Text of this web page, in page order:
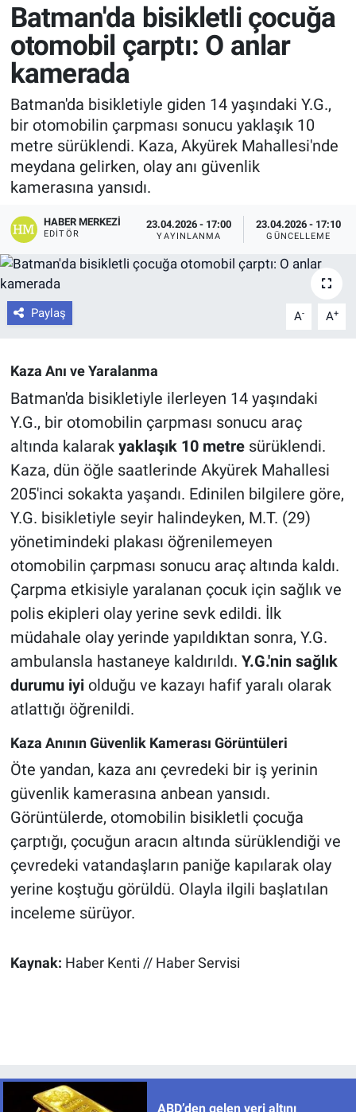
Batman'da bisikletli çocuğa
otomobil çarptı: O anlar
kamerada
Batman'da bisikletiyle giden 14 yaşındaki Y.G.,
bir otomobilin çarpması sonucu yaklaşık 10
metre sürüklendi. Kaza, Akyürek Mahallesi'nde
meydana gelirken, olay anı güvenlik
kamerasına yansıdı.
HABER MERKEZI
EDITÖR
23.04.2026 - 17:00
YAYINLANMA
23.04.2026 - 17:10
GÜNCELLEME
Paylaş A- A+
Kaza Anı ve Yaralanma
Batman'da bisikletiyle ilerleyen 14 yaşındaki
Y.G., bir otomobilin çarpması sonucu araç
altında kalarak yaklaşık 10 metresürüklendi.
Kaza, dün öğle saatlerinde Akyürek Mahallesi
205'inci sokakta yaşandı. Edinilen bilgilere göre,
Y.G. bisikletiyle seyir halindeyken, M.T. (29)
yönetimindeki plakası öğrenilemeyen
otomobilin çarpması sonucu araç altında kaldı.
Çarpma etkisiyle yaralanan çocuk için sağlık ve
polis ekipleri olay yerine sevk edildi. İlk
müdahale olay yerinde yapıldıktan sonra, Y.G.
ambulansla hastaneye kaldırıldı. Y.G.'nin sağlık
durumu iyiolduğu ve kazayı hafif yaralı olarak
atlattığı öğrenildi.
Kaza Anının Güvenlik Kamerası Görüntüleri
Öte yandan, kaza anı çevredeki bir iş yerinin
güvenlik kamerasına anbean yansıdı.
Görüntülerde, otomobilin bisikletli çocuğa
çarptığı, çocuğun aracın altında sürüklendiği ve
çevredeki vatandaşların paniğe kapılarak olay
yerine koştuğu görüldü. Olayla ilgili başlatılan
inceleme sürüyor.
Kaynak: Haber Kenti // Haber Servisi
ABD’den gelen veri altını